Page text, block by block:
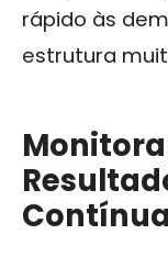
rápido às
estrutura